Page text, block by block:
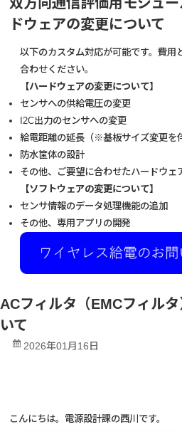
ドウェアの変更について
以下のカスタム対応が可能です。費用
合わせください。
【ハードウェアの変更について】
センサへの供給電圧の変更
I2C出力のセンサへの変更
給電距離の延長（※基板サイズ変更を
防水筐体の設計
その他、ご要望に合わせたハードウェ
【ソフトウェアの変更について】
センサ情報のデータ処理機能の追加
その他、専用アプリの開発
ACフィルタ（EMCフィル
いて
2026年01月16日
こんにちは。電源設計課の西川です。